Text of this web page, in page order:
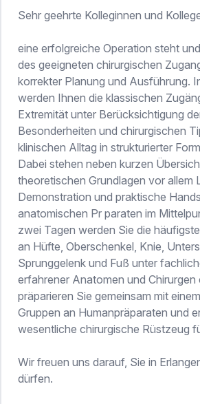
Sehr geehrte Kolleginnen und
eine erfolgreiche Operation steht
des geeigneten chirurgischen
korrekter Planung und Ausführung.
werden Ihnen die klassischen
Extremität unter Berücksichtigung
Besonderheiten und chirurgischen
klinischen Alltag in strukturierter
Dabei stehen neben kurzen
theoretischen Grundlagen vor allem
Demonstration und praktische
anatomischen Pr paraten im
zwei Tagen werden Sie die
an Hüfte, Oberschenkel, Knie,
Sprunggelenk und Fuß unter
erfahrener Anatomen und Chirurgen
präparieren Sie gemeinsam mit
Gruppen an Humanpräparaten und
wesentliche chirurgische Rüstzeug
Wir freuen uns darauf, Sie in
dürfen.